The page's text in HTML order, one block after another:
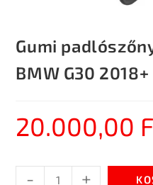
Gumi
BMW G30 2018+
20.000,00
- +